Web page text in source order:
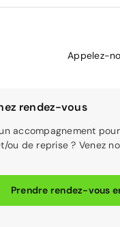
Appelez-
rendez-vous
accompagnement
ou de reprise ? Venez
Prendre rendez-vous